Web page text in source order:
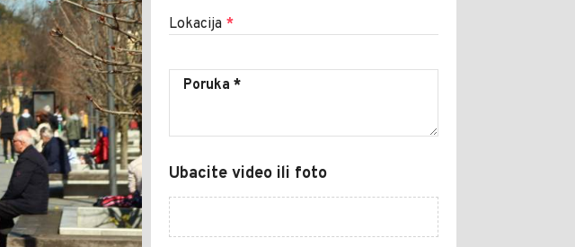
Lokacija *
Ubacite video ili foto